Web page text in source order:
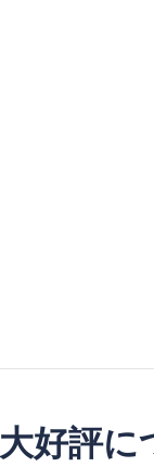
大好評